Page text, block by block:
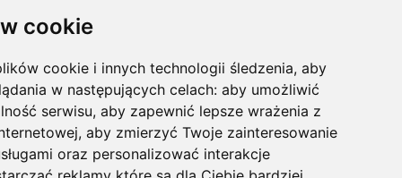
cookie
cookie i innych technologii śledzenia, aby
w następujących celach: aby umożliwić
serwisu, aby zapewnić lepsze wrażenia z
, aby zmierzyć Twoje zainteresowanie
oraz personalizować interakcje
,pielęgnacja odstraszacze psów,witaminy / odżywki,na
legowiska dla psa maty samochodowe
karmy w super cenach ,posezonowa wyprzedaż,
, profilaktyka ,